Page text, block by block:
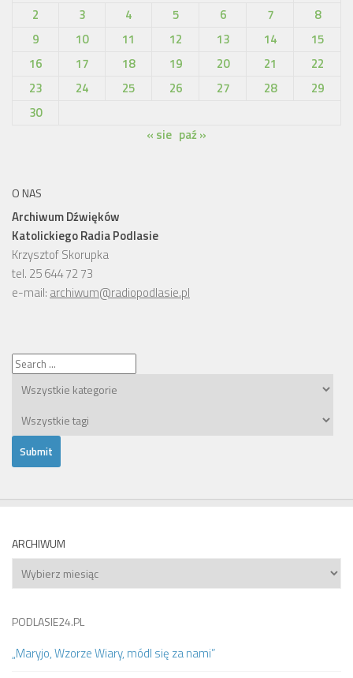
2
3 4 5 6 7
8
9
10 11 12 13 14
15
16
17 18 19 20 21
22
23
24 25 26 27 28
29
30
« sie paź »
O NAS
Archiwum Dźwięków
Katolickiego Radia Podlasie
Krzysztof Skorupka
tel. 25 644 72 73
e-mail: archiwum@radiopodlasie.pl
ARCHIWUM
Archiwum
PODLASIE24.PL
„Maryjo, Wzorze Wiary, módl się za nami”